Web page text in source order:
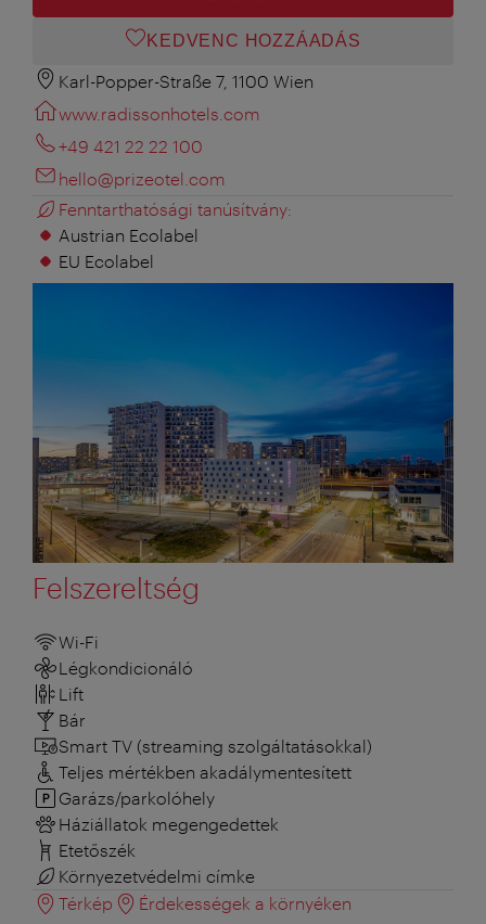
KEDVENC HOZZÁADÁS
Karl-Popper-Straße 7, 1100 Wien
www.radissonhotels.com
+49 421 22 22 100
hello@prizeotel.com
Fenntarthatósági tanúsítvány:
Austrian Ecolabel
EU Ecolabel
Felszereltség
Wi-Fi
Légkondicionáló
Lift
Bár
Smart TV (streaming szolgáltatásokkal)
Teljes mértékben akadálymentesített
Garázs/parkolóhely
Háziállatok megengedettek
Etetőszék
Környezetvédelmi címke
Térkép
Érdekességek a környéken